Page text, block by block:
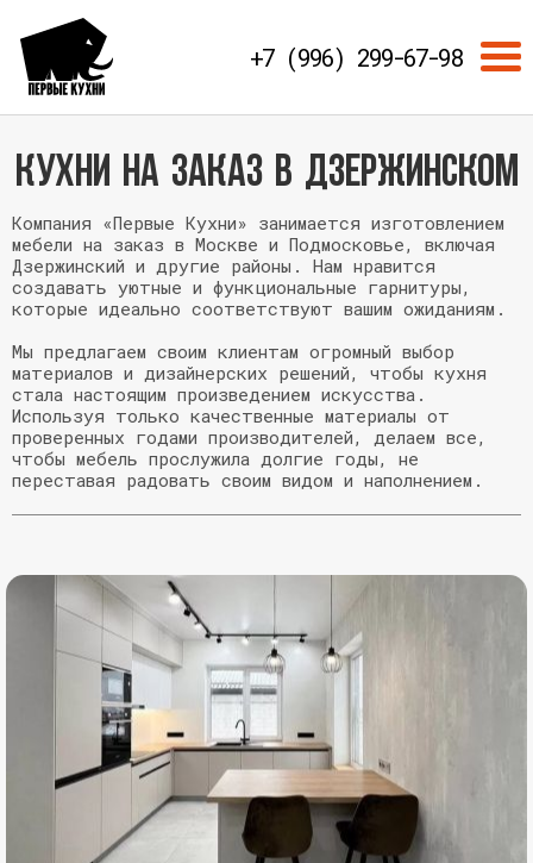
+7 (996) 299-67-98
Кухни НА ЗАКАЗ в Дзержинском
Компания «Первые Кухни» занимается изготовлением
мебели на заказ в Москве и Подмосковье, включая
Дзержинский и другие районы. Нам нравится
создавать уютные и функциональные гарнитуры,
которые идеально соответствуют вашим ожиданиям.
Мы предлагаем своим клиентам огромный выбор
материалов и дизайнерских решений, чтобы кухня
стала настоящим произведением искусства.
Используя только качественные материалы от
проверенных годами производителей, делаем все,
чтобы мебель прослужила долгие годы, не
переставая радовать своим видом и наполнением.